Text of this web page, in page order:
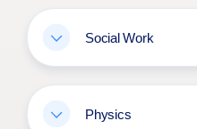
Social Work
Physics